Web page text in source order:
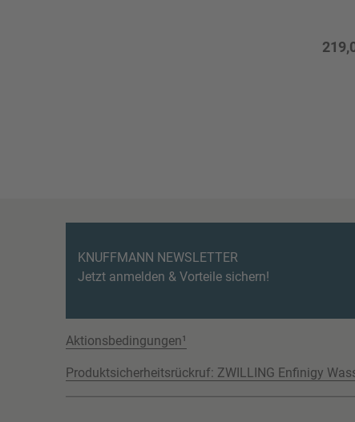
KNUFFMANN NEWSLETTER
Jetzt anmelden & Vorteile sichern!
Aktionsbedingungen¹
Produktsicherheitsrückruf: ZWILLING Enfinigy